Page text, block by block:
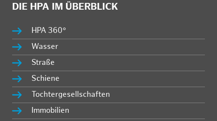
DIE HPA IM ÜBERBLICK
HPA 360°
Wasser
Straße
Schiene
Tochtergesellschaften
Immobilien